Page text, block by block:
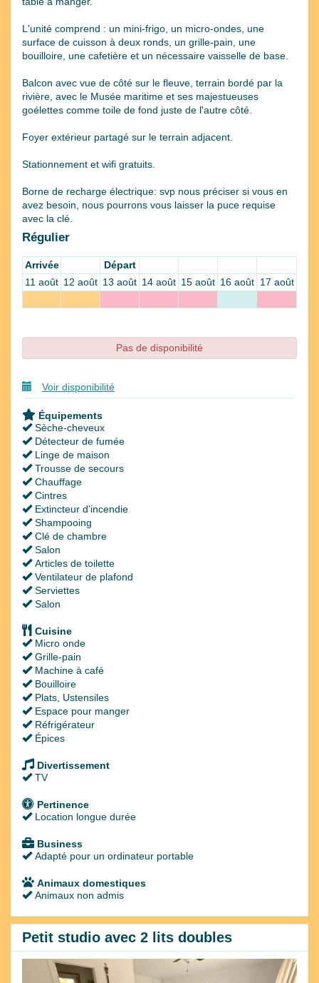
L'unité comprend : un mini-frigo, un micro-ondes, une
surface de cuisson à deux ronds, un grille-pain, une
bouilloire, une cafetière et un nécessaire vaisselle de base.
Balcon avec vue de côté sur le fleuve, terrain bordé par la
rivière, avec le Musée maritime et ses majestueuses
goélettes comme toile de fond juste de l'autre côté.
Foyer extérieur partagé sur le terrain adjacent.
Stationnement et wifi gratuits.
Borne de recharge électrique: svp nous préciser si vous en
avez besoin, nous pourrons vous laisser la puce requise
avec la clé.
Régulier
Arrivée
Départ
11 août 12 août 13 août 14 août 15 août 16 août 17 août
Pas de disponibilité
Voir disponibilité
Équipements
Sèche-cheveux
Détecteur de fumée
Linge de maison
Trousse de secours
Chauffage
Cintres
Extincteur d'incendie
Shampooing
Clé de chambre
Salon
Articles de toilette
Ventilateur de plafond
Serviettes
Salon
Cuisine
Micro onde
Grille-pain
Machine à café
Bouilloire
Plats, Ustensiles
Espace pour manger
Réfrigérateur
Épices
Divertissement
TV
Pertinence
Location longue durée
Business
Adapté pour un ordinateur portable
Animaux domestiques
Animaux non admis
Petit studio avec 2 lits doubles
Previous
Next